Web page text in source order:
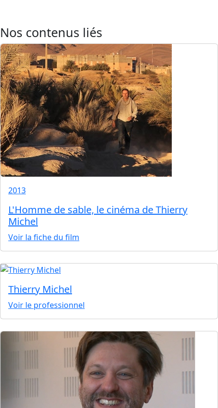
Nos contenus liés
2013
L'Homme de sable, le cinéma de Thierry
Michel
Voir la fiche du film
Thierry Michel
Voir le professionnel